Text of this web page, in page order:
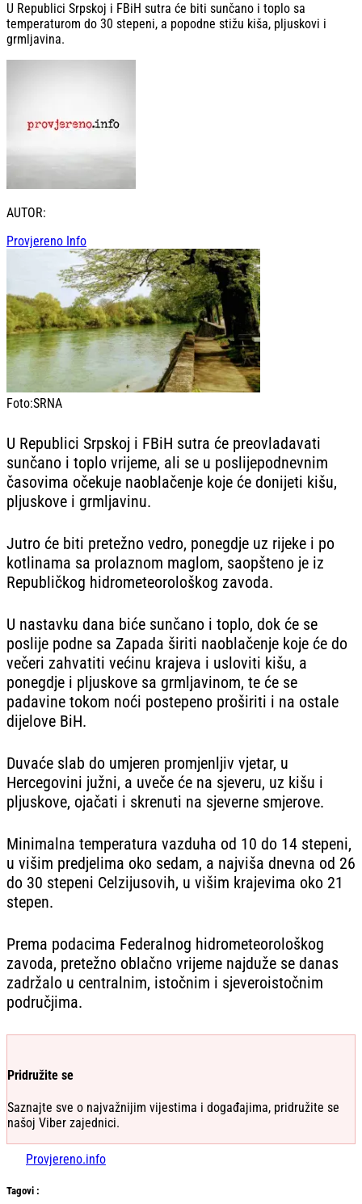
U Republici Srpskoj i FBiH sutra će biti sunčano i toplo sa
temperaturom do 30 stepeni, a popodne stižu kiša, pljuskovi i
grmljavina.
AUTOR:
Provjereno Info
Foto:SRNA
U Republici Srpskoj i FBiH sutra će preovladavati
sunčano i toplo vrijeme, ali se u poslijepodnevnim
časovima očekuje naoblačenje koje će donijeti kišu,
pljuskove i grmljavinu.
Jutro će biti pretežno vedro, ponegdje uz rijeke i po
kotlinama sa prolaznom maglom, saopšteno je iz
Republičkog hidrometeorološkog zavoda.
U nastavku dana biće sunčano i toplo, dok će se
poslije podne sa Zapada širiti naoblačenje koje će do
večeri zahvatiti većinu krajeva i usloviti kišu, a
ponegdje i pljuskove sa grmljavinom, te će se
padavine tokom noći postepeno proširiti i na ostale
dijelove BiH.
Duvaće slab do umjeren promjenljiv vjetar, u
Hercegovini južni, a uveče će na sjeveru, uz kišu i
pljuskove, ojačati i skrenuti na sjeverne smjerove.
Minimalna temperatura vazduha od 10 do 14 stepeni,
u višim predjelima oko sedam, a najviša dnevna od 26
do 30 stepeni Celzijusovih, u višim krajevima oko 21
stepen.
Prema podacima Federalnog hidrometeorološkog
zavoda, pretežno oblačno vrijeme najduže se danas
zadržalo u centralnim, istočnim i sjeveroistočnim
područjima.
Pridružite se
Saznajte sve o najvažnijim vijestima i događajima, pridružite se
našoj Viber zajednici.
Provjereno.info
Tagovi :